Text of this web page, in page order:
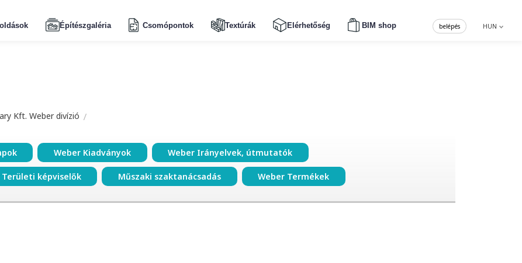
Építészgaléria Csomópontok Textúrák Elérhetőség BIM shop HUN
belépés
Kft. Weber divízió
Weber Kiadványok Weber Irányelvek, útmutatók
Területi képviselők Műszaki szaktanácsadás Weber Termékek